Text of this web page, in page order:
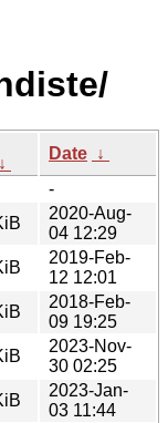
↓
Date ↓
-
2020-Aug-
04 12:29
2019-Feb-
12 12:01
2018-Feb-
09 19:25
2023-Nov-
30 02:25
2023-Jan-
03 11:44